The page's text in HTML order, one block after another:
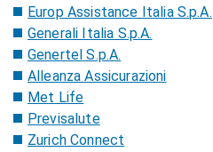
Europ Assistance Italia S.p.A.
Generali Italia S.p.A.
Genertel S.p.A.
Alleanza Assicurazioni
Met Life
Previsalute
Zurich Connect